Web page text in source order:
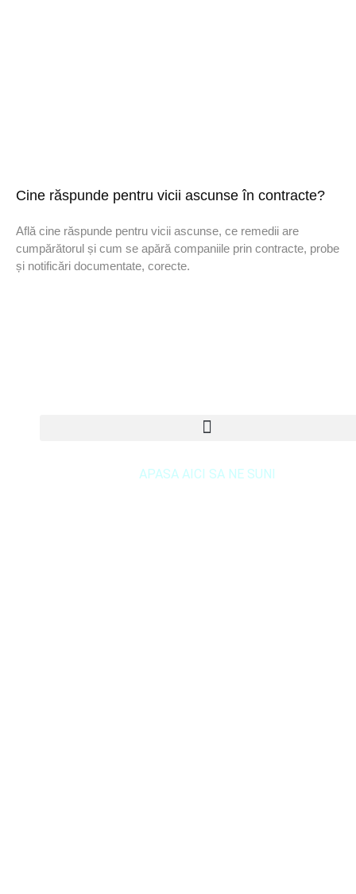
Cine răspunde pentru vicii ascunse în contracte?
Află cine răspunde pentru vicii ascunse, ce remedii are
cumpărătorul și cum se apără companiile prin contracte, probe
și notificări documentate, corecte.
APASA AICI SA NE SUNI